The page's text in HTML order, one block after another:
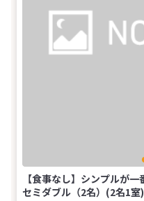
【食事なし】シンプルが
セミダブル（2名）(2名1室)